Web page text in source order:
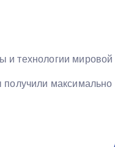
технологии мировой
максимально